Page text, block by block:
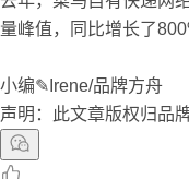
量峰值，同比增长了
小编✎Irene/品牌方舟
声明：此文章版权归品